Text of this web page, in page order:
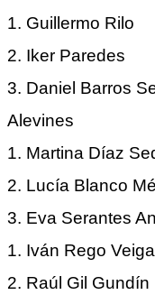
1. Guillermo Rilo
2. Iker Paredes
3. Daniel Barros
Alevines
1. Martina Díaz
2. Lucía Blanco
3. Eva Serantes
1. Iván Rego
2. Raúl Gil